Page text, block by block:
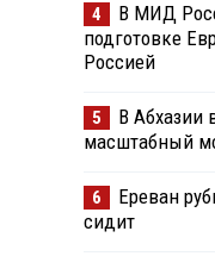
4
В МИД
подготовке
Россией
5
В Абхазии
масштабный
6
Ереван
сидит